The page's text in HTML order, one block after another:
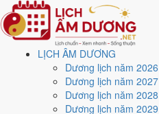
LỊCH ÂM DƯƠNG
Dương lịch năm 2026
Dương lịch năm 2027
Dương lịch năm 2028
Dương lịch năm 2029
Trang chủ
Lịch năm 2026
Tháng 6/2026
Ngày 24/6/2026 (Kỷ Tỵ)